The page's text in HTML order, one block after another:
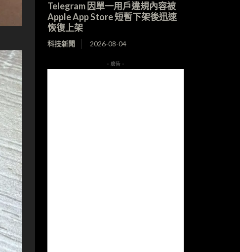
Telegram 因單一用戶違規內容被
Apple App Store 短暫下架後迅速
恢復上架
科技新聞 2026-08-04
- 廣告 -